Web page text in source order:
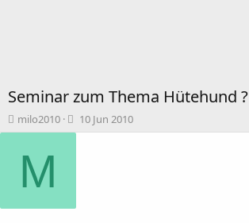
Seminar zum Thema Hütehund ?
T
h
m
n
milo2010
B
e
10 Jun 2010
M